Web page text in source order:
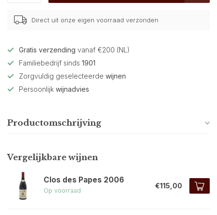
Direct uit onze eigen voorraad verzonden
Gratis verzending vanaf €200 (NL)
Familiebedrijf sinds 1901
Zorgvuldig geselecteerde wijnen
Persoonlijk wijnadvies
Productomschrijving
Vergelijkbare wijnen
Clos des Papes 2006
Op voorraad
€115,00